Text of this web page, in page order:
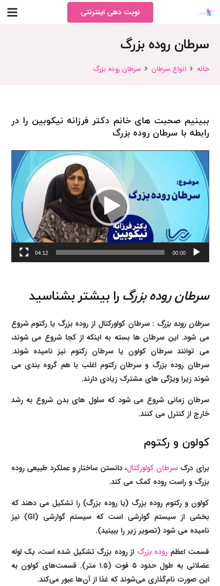
نوبت دهی اینترنتی
سرطان روده بزرگ
خانه انواع سرطان سرطان روده بزرگ
ببینیم صحبت های خانم دکتر فرزانه نیکوبین را در
رابطه با سرطان روده بزرگ
نمایشگر
ویدیو
00:00
04:12
سرطان روده بزرگ را بیشتر بشناسید
سرطان روده بزرگ: سرطان کولورکتال از روده بزرگ یا رکتوم شروع
می شود. این سرطان ها بسته به اینکه از کجا شروع می شوند،
می توانند سرطان کولون یا سرطان رکتوم نیز نامیده شوند.
سرطان روده بزرگ و سرطان رکتوم اغلب با هم گروه بندی می
شوند زیرا ویژگی های مشترک زیادی دارند.
سرطان زمانی شروع می شود که سلول های بدن شروع به رشد
خارج از کنترل می کنند.
کولون و رکتوم
برای درک سرطان کولورکتال، دانستن ساختار و عملکرد طبیعی روده
بزرگ و راست روده کمک می کند.
کولون و رکتوم روده بزرگ (یا روده بزرگ) را تشکیل می دهند که
بخشی از سیستم گوارشی است که سیستم گوارشی (GI) نیز
نامیده می شود (تصویر زیر را ببینید).
قسمت اعظم روده بزرگ از روده بزرگ تشکیل شده است، یک لوله
عضلانی به طول حدود ۵ فوت (۱.۵ متر). قسمت‌های کولون به
این صورت نام‌گذاری می‌شوند که غذا از آن‌ها عبور می‌کند.